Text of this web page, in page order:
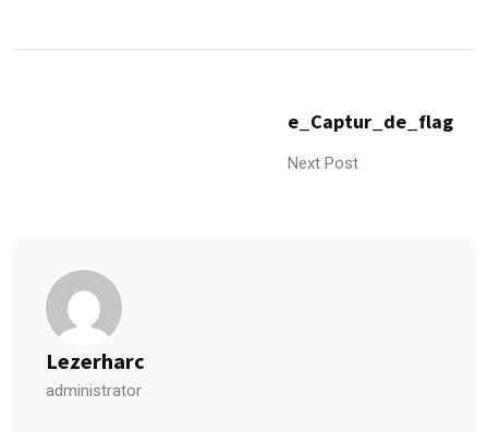
e_Captur_de_flag
Next Post
Lezerharc
administrator